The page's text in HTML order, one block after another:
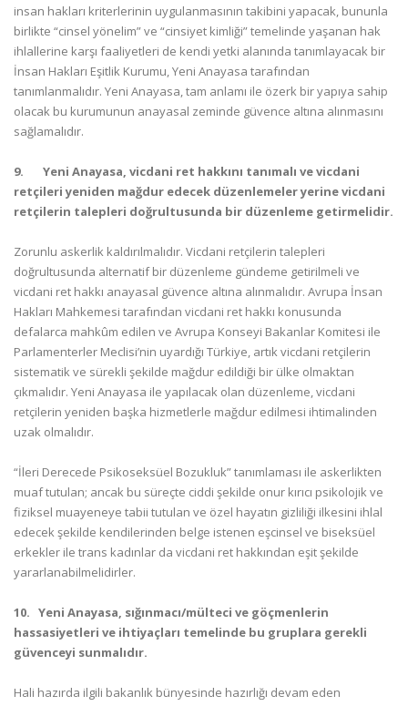
insan hakları kriterlerinin uygulanmasının takibini yapacak, bununla
birlikte “cinsel yönelim” ve “cinsiyet kimliği” temelinde yaşanan hak
ihlallerine karşı faaliyetleri de kendi yetki alanında tanımlayacak bir
İnsan Hakları Eşitlik Kurumu, Yeni Anayasa tarafından
tanımlanmalıdır. Yeni Anayasa, tam anlamı ile özerk bir yapıya sahip
olacak bu kurumunun anayasal zeminde güvence altına alınmasını
sağlamalıdır.
9. Yeni Anayasa, vicdani ret hakkını tanımalı ve vicdani
retçileri yeniden mağdur edecek düzenlemeler yerine vicdani
retçilerin talepleri doğrultusunda bir düzenleme getirmelidir.
Zorunlu askerlik kaldırılmalıdır. Vicdani retçilerin talepleri
doğrultusunda alternatif bir düzenleme gündeme getirilmeli ve
vicdani ret hakkı anayasal güvence altına alınmalıdır. Avrupa İnsan
Hakları Mahkemesi tarafından vicdani ret hakkı konusunda
defalarca mahkûm edilen ve Avrupa Konseyi Bakanlar Komitesi ile
Parlamenterler Meclisi’nin uyardığı Türkiye, artık vicdani retçilerin
sistematik ve sürekli şekilde mağdur edildiği bir ülke olmaktan
çıkmalıdır. Yeni Anayasa ile yapılacak olan düzenleme, vicdani
retçilerin yeniden başka hizmetlerle mağdur edilmesi ihtimalinden
uzak olmalıdır.
“İleri Derecede Psikoseksüel Bozukluk” tanımlaması ile askerlikten
muaf tutulan; ancak bu süreçte ciddi şekilde onur kırıcı psikolojik ve
fiziksel muayeneye tabii tutulan ve özel hayatın gizliliği ilkesini ihlal
edecek şekilde kendilerinden belge istenen eşcinsel ve biseksüel
erkekler ile trans kadınlar da vicdani ret hakkından eşit şekilde
yararlanabilmelidirler.
10. Yeni Anayasa, sığınmacı/mülteci ve göçmenlerin
hassasiyetleri ve ihtiyaçları temelinde bu gruplara gerekli
güvenceyi sunmalıdır.
Hali hazırda ilgili bakanlık bünyesinde hazırlığı devam eden